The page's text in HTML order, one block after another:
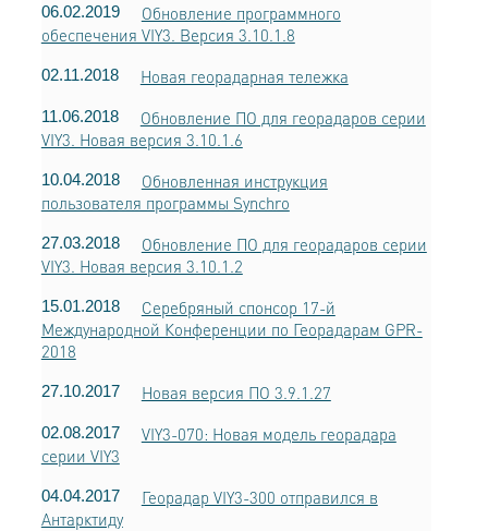
06.02.2019
Обновление программного
обеспечения VIY3. Версия 3.10.1.8
02.11.2018 Новая георадарная тележка
11.06.2018
Обновление ПО для георадаров серии
VIY3. Новая версия 3.10.1.6
10.04.2018
Обновленная инструкция
пользователя программы Synchro
27.03.2018
Обновление ПО для георадаров серии
VIY3. Новая версия 3.10.1.2
15.01.2018
Серебряный спонсор 17-й
Международной Конференции по Георадарам GPR-
2018
27.10.2017 Новая версия ПО 3.9.1.27
02.08.2017
VIY3-070: Новая модель георадара
серии VIY3
04.04.2017
Георадар VIY3-300 отправился в
Антарктиду